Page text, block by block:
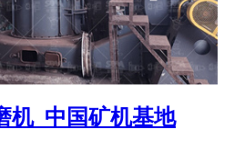
机_中国矿机基地